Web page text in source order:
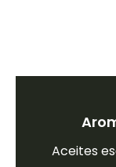
Aceites